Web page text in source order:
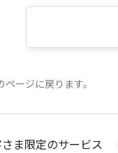
ージに戻ります。
ま限定のサービス